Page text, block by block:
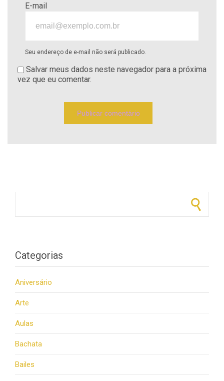
E-mail
Seu endereço de e-mail não será publicado.
Salvar meus dados neste navegador para a próxima
vez que eu comentar.
Categorias
Aniversário
Arte
Aulas
Bachata
Bailes